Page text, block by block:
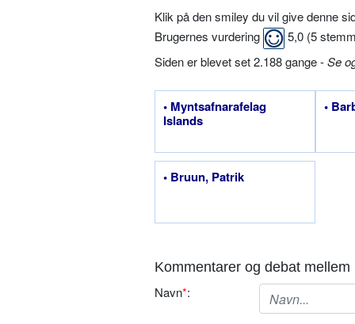
Klik på den smiley du vil give denne
Brugernes vurdering
5,0 (5
Siden er blevet set 2.188 gange -Se
• Myntsafnarafelag
Islands
•
• Bruun, Patrik
Kommentarer og debat
Navn*: